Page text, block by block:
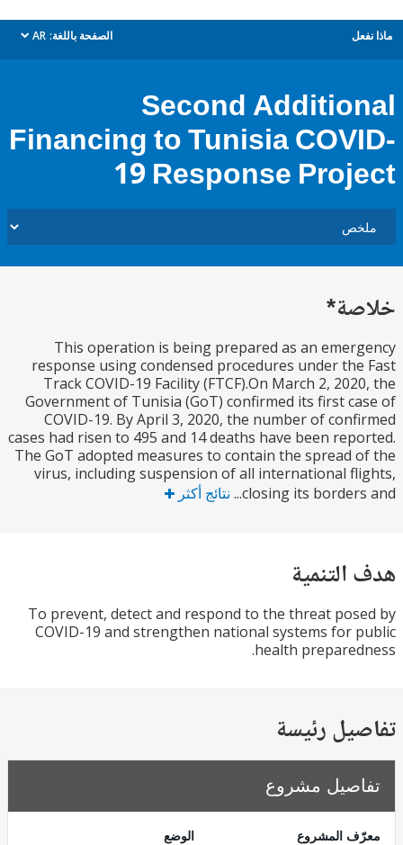
الصفحة باللغة: AR
dropdown
Second
Financing to Tunisia
19 Response
This operation is being prepared as an
response using condensed procedures under
Track COVID-19 Facility (FTCF).On March 2,
Government of Tunisia (GoT) confirmed its first
COVID-19. By April 3, 2020, the number of
cases had risen to 495 and 14 deaths have been
The GoT adopted measures to contain the spread
virus, including suspension of all international
closing its نتائج أكثر
To prevent, detect and respond to the threat
COVID-19 and strengthen national systems for
health
رئيسة
مشروع
المشروع